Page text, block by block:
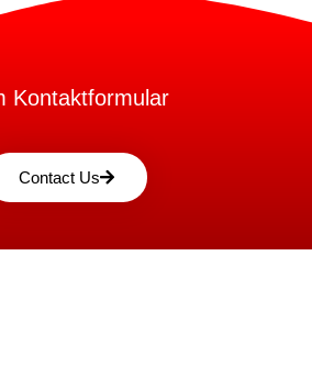
Kontaktformular
Contact Us